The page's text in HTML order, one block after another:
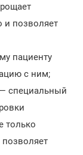
и позволяет
пациенту
с ним;
специальный
только